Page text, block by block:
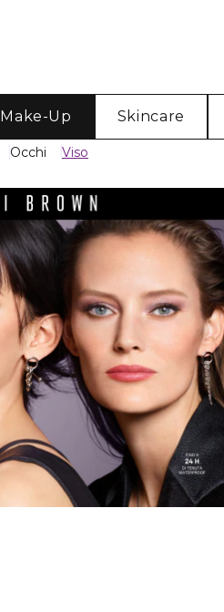
Make-Up Skincare
Occhi Viso